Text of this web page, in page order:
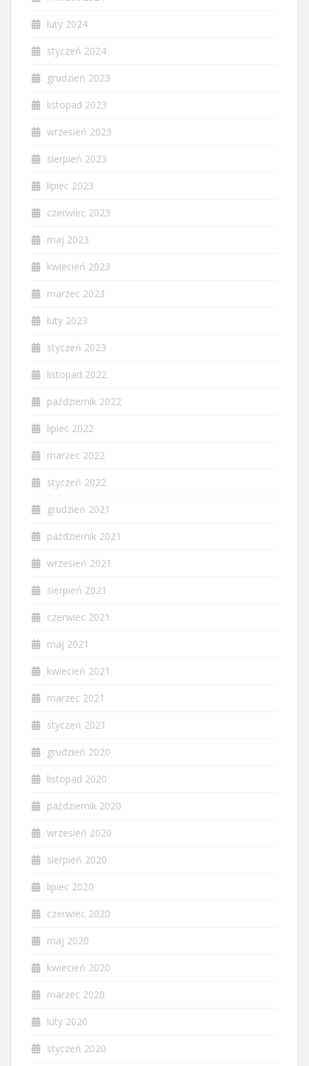
luty 2024
styczeń 2024
grudzień 2023
listopad 2023
wrzesień 2023
sierpień 2023
lipiec 2023
czerwiec 2023
maj 2023
kwiecień 2023
marzec 2023
luty 2023
styczeń 2023
listopad 2022
październik 2022
lipiec 2022
marzec 2022
styczeń 2022
grudzień 2021
październik 2021
wrzesień 2021
sierpień 2021
czerwiec 2021
maj 2021
kwiecień 2021
marzec 2021
styczeń 2021
grudzień 2020
listopad 2020
październik 2020
wrzesień 2020
sierpień 2020
lipiec 2020
czerwiec 2020
maj 2020
kwiecień 2020
marzec 2020
luty 2020
styczeń 2020